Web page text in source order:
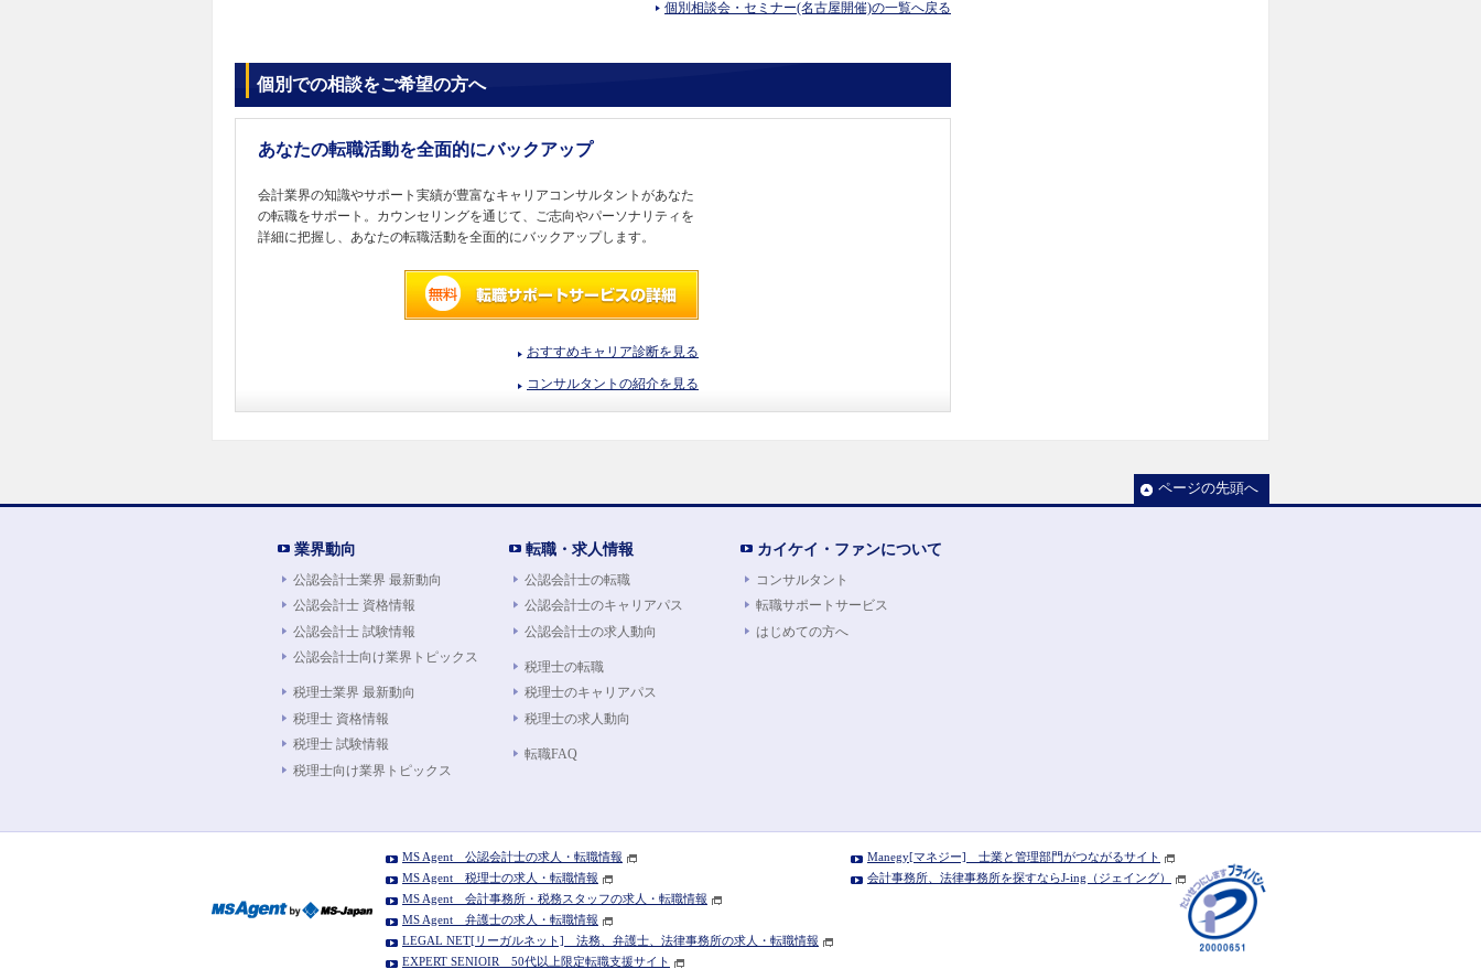
個別相談会・セミナー(名古屋開催)の一覧へ戻る
個別での相談をご希望の方へ
あなたの転職活動を全面的にバックアップ
会計業界の知識やサポート実績が豊富なキャリアコンサルタントがあなた
の転職をサポート。カウンセリングを通じて、ご志向やパーソナリティを
詳細に把握し、あなたの転職活動を全面的にバックアップします。
おすすめキャリア診断を見る
コンサルタントの紹介を見る
ページの先頭へ
業界動向
公認会計士業界 最新動向
公認会計士 資格情報
公認会計士 試験情報
公認会計士向け業界トピックス
税理士業界 最新動向
税理士 資格情報
税理士 試験情報
税理士向け業界トピックス
転職・求人情報
公認会計士の転職
公認会計士のキャリアパス
公認会計士の求人動向
税理士の転職
税理士のキャリアパス
税理士の求人動向
転職FAQ
カイケイ・ファンについて
コンサルタント
転職サポートサービス
はじめての方へ
MS Agent 公認会計士の求人・転職情報
MS Agent 税理士の求人・転職情報
MS Agent 会計事務所・税務スタッフの求人・転職情報
MS Agent 弁護士の求人・転職情報
LEGAL NET[リーガルネット] 法務、弁護士、法律事務所の求人・転職情報
EXPERT SENIOIR 50代以上限定転職支援サイト
Manegy[マネジー] 士業と管理部門がつながるサイト
会計事務所、法律事務所を探すならJ-ing（ジェイング）